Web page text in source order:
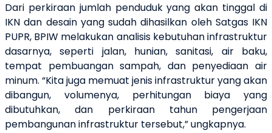
Dari perkiraan jumlah penduduk yang akan tinggal di
IKN dan desain yang sudah dihasilkan oleh Satgas IKN
PUPR, BPIW melakukan analisis kebutuhan infrastruktur
dasarnya, seperti jalan, hunian, sanitasi, air baku,
tempat pembuangan sampah, dan penyediaan air
minum. “Kita juga memuat jenis infrastruktur yang akan
dibangun, volumenya, perhitungan biaya yang
dibutuhkan, dan perkiraan tahun pengerjaan
pembangunan infrastruktur tersebut,” ungkapnya.